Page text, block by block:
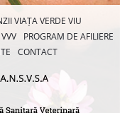
VIAȚA VERDE VIU
PROGRAM DE AFILIERE
CONTACT